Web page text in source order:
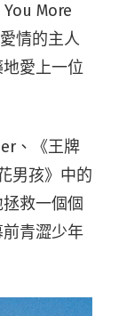
More
情的主人
愛上一位
、《王牌
男孩》中的
救一個個
青澀少年